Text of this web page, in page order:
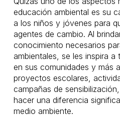
educación ambiental es su
a los niños y jóvenes para
agentes de cambio. Al
conocimiento necesarios
ambientales, se les inspira
en sus comunidades y más
proyectos escolares,
campañas de
hacer una diferencia
medio ambiente.